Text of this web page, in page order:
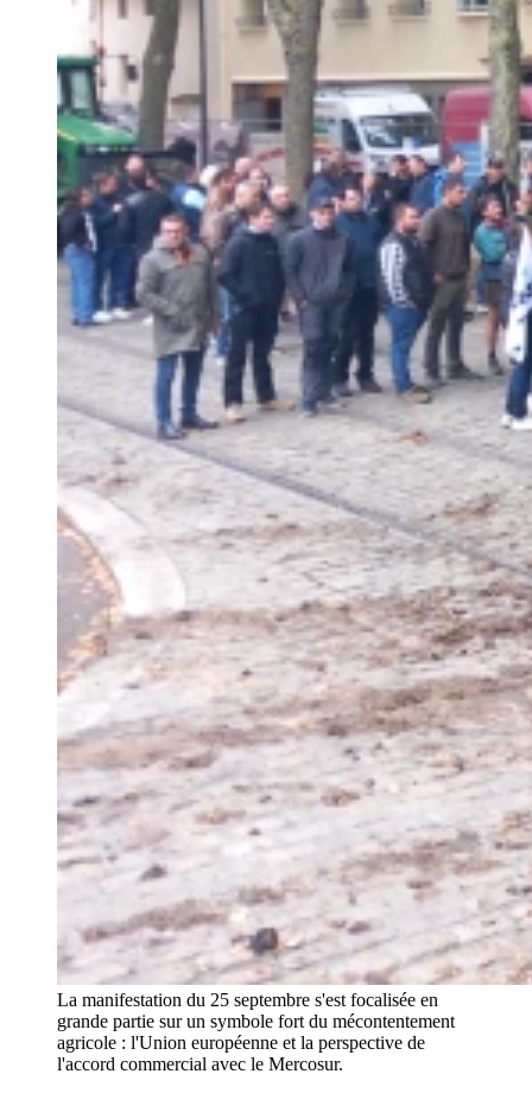
La manifestation du 25 septembre s'est focalisée en
grande partie sur un symbole fort du mécontentement
agricole : l'Union européenne et la perspective de
l'accord commercial avec le Mercosur.